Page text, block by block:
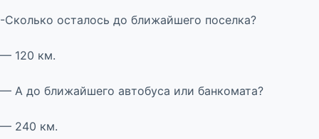
-Сколько осталось до ближайшего поселка?
— 120 км.
— А до ближайшего автобуса или банкомата?
— 240 км.